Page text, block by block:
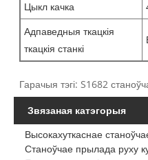
Цыкл качка
Адпаведныя ткацкія
ткацкія станкі
Гарачыя тэгі: S1682
Звязаная катэгорыя
Высокахуткаснае
Станоўчае прылада руху